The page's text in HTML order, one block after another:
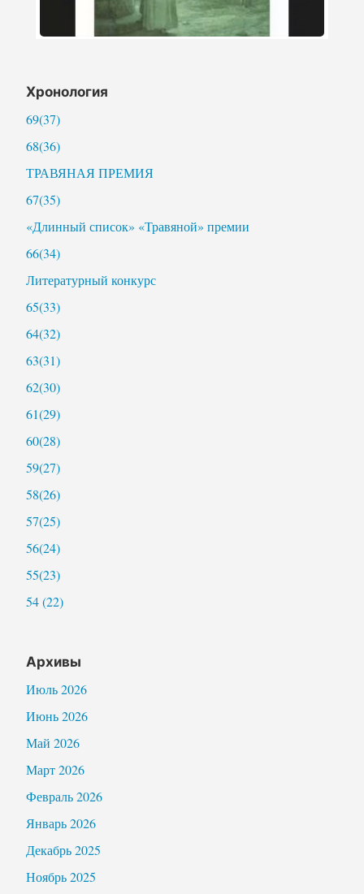
Хронология
69(37)
68(36)
ТРАВЯНАЯ ПРЕМИЯ
67(35)
«Длинный список» «Травяной» премии
66(34)
Литературный конкурс
65(33)
64(32)
63(31)
62(30)
61(29)
60(28)
59(27)
58(26)
57(25)
56(24)
55(23)
54 (22)
Архивы
Июль 2026
Июнь 2026
Май 2026
Март 2026
Февраль 2026
Январь 2026
Декабрь 2025
Ноябрь 2025